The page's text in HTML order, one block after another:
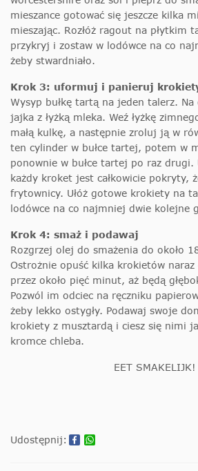
mieszance gotować się jeszcze kilka
mieszając. Rozłóż ragout na płytkim
przykryj i zostaw w lodówce na co
żeby stwardniało.
Krok 3: uformuj i panieruj
Wysyp bułkę tartą na jeden talerz.
jajka z łyżką mleka. Weź łyżkę
małą kulkę, a następnie zroluj ją w
ten cylinder w bułce tartej, potem w
ponownie w bułce tartej po raz drugi.
każdy kroket jest całkowicie pokryty,
frytownicy. Ułóż gotowe krokiety na
lodówce na co najmniej dwie kolejne
Krok 4: smaż i podawaj
Rozgrzej olej do smażenia do około
Ostrożnie opuść kilka krokietów
przez około pięć minut, aż będą
Pozwól im odciec na ręczniku
żeby lekko ostygły. Podawaj swoje
krokiety z musztardą i ciesz się nimi
kromce chleba.
EET SMAKELIJK!
Udostępnij: